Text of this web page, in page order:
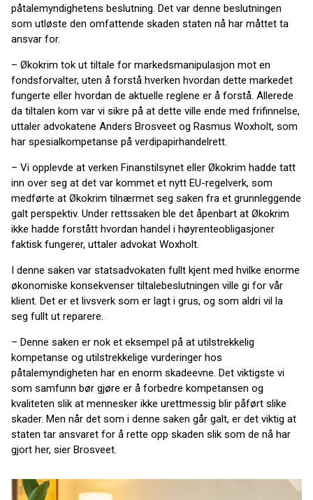
påtalemyndighetens beslutning. Det var denne beslutningen
som utløste den omfattende skaden staten nå har måttet ta
ansvar for.
– Økokrim tok ut tiltale for markedsmanipulasjon mot en
fondsforvalter, uten å forstå hverken hvordan dette markedet
fungerte eller hvordan de aktuelle reglene er å forstå. Allerede
da tiltalen kom var vi sikre på at dette ville ende med frifinnelse,
uttaler advokatene Anders Brosveet og Rasmus Woxholt, som
har spesialkompetanse på verdipapirhandelrett.
– Vi opplevde at verken Finanstilsynet eller Økokrim hadde tatt
inn over seg at det var kommet et nytt EU-regelverk, som
medførte at Økokrim tilnærmet seg saken fra et grunnleggende
galt perspektiv. Under rettssaken ble det åpenbart at Økokrim
ikke hadde forstått hvordan handel i høyrenteobligasjoner
faktisk fungerer, uttaler advokat Woxholt.
I denne saken var statsadvokaten fullt kjent med hvilke enorme
økonomiske konsekvenser tiltalebeslutningen ville gi for vår
klient. Det er et livsverk som er lagt i grus, og som aldri vil la
seg fullt ut reparere.
– Denne saken er nok et eksempel på at utilstrekkelig
kompetanse og utilstrekkelige vurderinger hos
påtalemyndigheten har en enorm skadeevne. Det viktigste vi
som samfunn bør gjøre er å forbedre kompetansen og
kvaliteten slik at mennesker ikke urettmessig blir påført slike
skader. Men når det som i denne saken går galt, er det viktig at
staten tar ansvaret for å rette opp skaden slik som de nå har
gjort her, sier Brosveet.